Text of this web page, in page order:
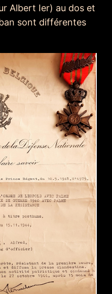
Albert Ier) au dos et
sont différentes